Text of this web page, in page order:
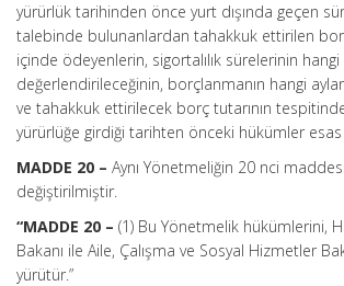
yürürlük tarihinden önce yurt dışında geçen
talebinde bulunanlardan tahakkuk ettirilen
içinde ödeyenlerin, sigortalılık sürelerinin
değerlendirileceğinin, borçlanmanın hangi
ve tahakkuk ettirilecek borç tutarının
yürürlüğe girdiği tarihten önceki hükümler esas
MADDE 20 – Aynı Yönetmeliğin 20 nci
değiştirilmiştir.
“MADDE 20 – (1) Bu Yönetmelik hükümlerini,
Bakanı ile Aile, Çalışma ve Sosyal Hizmetler
yürütür.”